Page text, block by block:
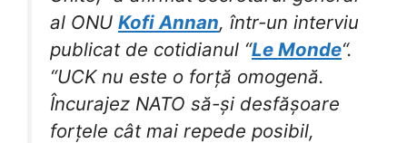
al ONU Kofi Annan, într-un interviu
publicat de cotidianul “Le Monde“.
“UCK nu este o forță omogenă.
Încurajez NATO să-și desfășoare
forțele cât mai repede posibil,